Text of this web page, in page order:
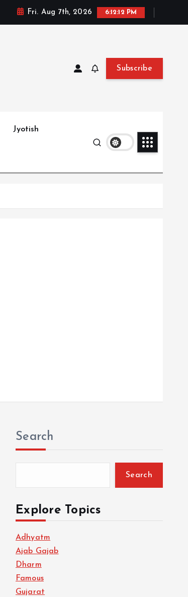
Fri. Aug 7th, 2026 6:12:13 PM
Subscribe
Jyotish
Search
Search
Explore Topics
Adhyatm
Ajab Gajab
Dharm
Famous
Gujarat